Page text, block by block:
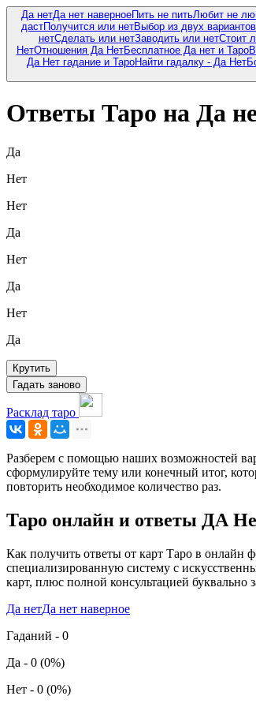
Да нетДа нет наверноеПить не питьЛюбит не
дастПолучится или нетВыбор из двух вариантов
нетСделать или нетЗаводить или нетСтоит
НетОтношения Да НетБесплатное Да нет и Таро
Да Нет гадание и ТароНайти гадалку - Да Нет
Ответы Таро на Да
Да
Нет
Нет
Да
Нет
Да
Нет
Да
Крутить
Гадать заново
Расклад таро
Разберем с помощью наших возможностей
сформулируйте тему или конечный итог,
повторить необходимое количество раз.
Таро онлайн и ответы ДА
Как получить ответы от карт Таро в онлайн
специализированную систему с
карт, плюс полной консультацией буквально
Да нетДа нет наверное
Гаданий - 0
Да - 0 (0%)
Нет - 0 (0%)